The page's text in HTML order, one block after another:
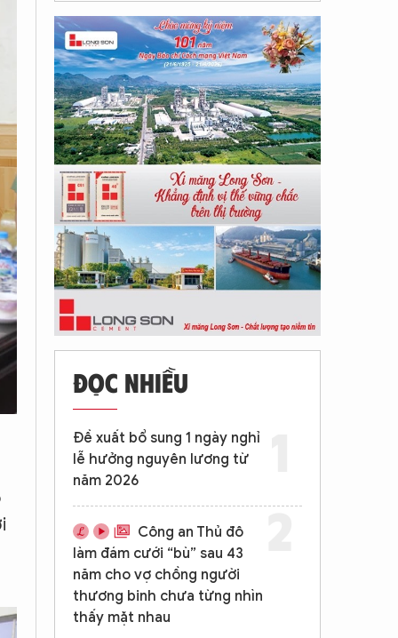
ĐỌC NHIỀU
Đề xuất bổ sung 1 ngày nghỉ
lễ hưởng nguyên lương từ
năm 2026
Công an Thủ đô
làm đám cưới “bù” sau 43
năm cho vợ chồng người
thương binh chưa từng nhìn
thấy mặt nhau